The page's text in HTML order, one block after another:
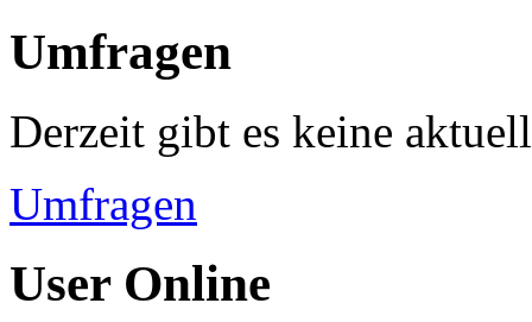
Umfragen
Derzeit gibt es keine
Umfragen
User Online